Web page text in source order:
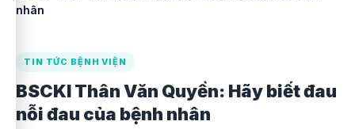
nhân
TIN TỨC BỆNH VIỆN
BSCKI Thân Văn Quyền: Hãy biết đau
nỗi đau của bệnh nhân